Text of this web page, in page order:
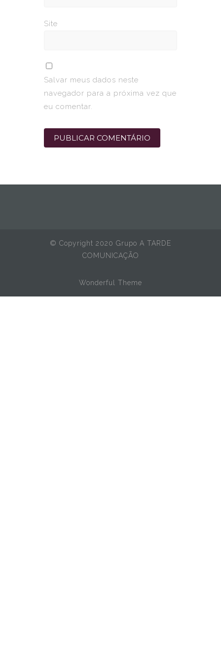
Site
Salvar meus dados neste
navegador para a próxima vez que
eu comentar.
© Copyright 2020 Grupo A TARDE
COMUNICAÇÃO
Wonderful Theme